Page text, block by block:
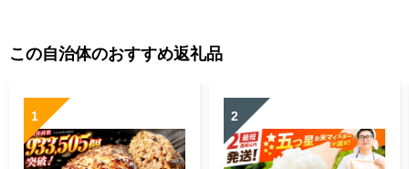
この自治体のおすすめ返礼品
1 2